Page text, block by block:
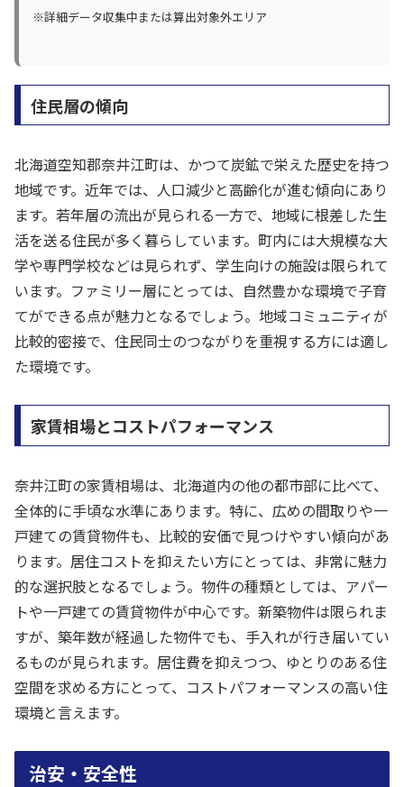
※詳細データ収集中または算出対象外エリア
住民層の傾向
北海道空知郡奈井江町は、かつて炭鉱で栄えた歴史を持つ
地域です。近年では、人口減少と高齢化が進む傾向にあり
ます。若年層の流出が見られる一方で、地域に根差した生
活を送る住民が多く暮らしています。町内には大規模な大
学や専門学校などは見られず、学生向けの施設は限られて
います。ファミリー層にとっては、自然豊かな環境で子育
てができる点が魅力となるでしょう。地域コミュニティが
比較的密接で、住民同士のつながりを重視する方には適し
た環境です。
家賃相場とコストパフォーマンス
奈井江町の家賃相場は、北海道内の他の都市部に比べて、
全体的に手頃な水準にあります。特に、広めの間取りや一
戸建ての賃貸物件も、比較的安価で見つけやすい傾向があ
ります。居住コストを抑えたい方にとっては、非常に魅力
的な選択肢となるでしょう。物件の種類としては、アパー
トや一戸建ての賃貸物件が中心です。新築物件は限られま
すが、築年数が経過した物件でも、手入れが行き届いてい
るものが見られます。居住費を抑えつつ、ゆとりのある住
空間を求める方にとって、コストパフォーマンスの高い住
環境と言えます。
治安・安全性